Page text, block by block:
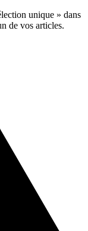
unique » dans
de vos articles.